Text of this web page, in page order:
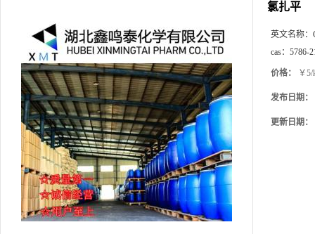
氯扎平
英文名称：
cas： 5786-
价格： ￥5/
发布日期：
更新日期：